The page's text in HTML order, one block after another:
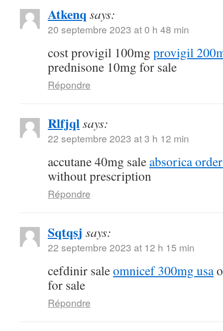
Atkenq says:
20 septembre 2023 at 0 h 48 min
cost provigil 100mg provigil
prednisone 10mg for sale
Répondre
Rlfjqlsays:
22 septembre 2023 at 3 h 12 min
accutane 40mg sale absorica
without prescription
Répondre
Sqtqsj says:
22 septembre 2023 at 12 h 15 min
cefdinir saleomnicef 300mg usa
for sale
Répondre